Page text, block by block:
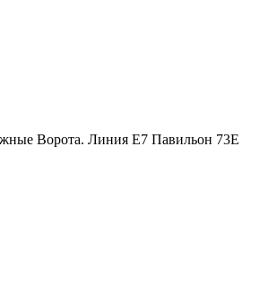
Ворота. Линия Е7 Павильон 73Е